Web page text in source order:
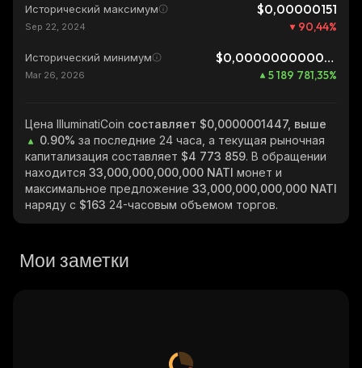
Исторический максимум $0,00000151
Sep 22, 2024 90,44%
Исторический минимум $0,0000000000028
Mar 26, 2026 5 189 781,35%
Цена IlluminatiCoin составляет $0,0000001447, выше
0.90% за последние 24 часа, а текущая рыночная
капитализация составляет $4 773 859. В обращении
находится 33,000,000,000,000 NATI монет и
максимальное предложение 33,000,000,000,000 NATI
наряду с $163 24-часовым объемом торгов.
Мои заметки